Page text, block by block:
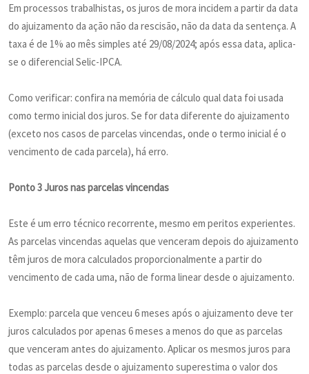
Em processos trabalhistas, os juros de mora incidem a partir da data
do ajuizamento da ação não da rescisão, não da data da sentença. A
taxa é de 1% ao mês simples até 29/08/2024; após essa data, aplica-
se o diferencial Selic-IPCA.
Como verificar: confira na memória de cálculo qual data foi usada
como termo inicial dos juros. Se for data diferente do ajuizamento
(exceto nos casos de parcelas vincendas, onde o termo inicial é o
vencimento de cada parcela), há erro.
Ponto 3 Juros nas parcelas vincendas
Este é um erro técnico recorrente, mesmo em peritos experientes.
As parcelas vincendas aquelas que venceram depois do ajuizamento
têm juros de mora calculados proporcionalmente a partir do
vencimento de cada uma, não de forma linear desde o ajuizamento.
Exemplo: parcela que venceu 6 meses após o ajuizamento deve ter
juros calculados por apenas 6 meses a menos do que as parcelas
que venceram antes do ajuizamento. Aplicar os mesmos juros para
todas as parcelas desde o ajuizamento superestima o valor dos